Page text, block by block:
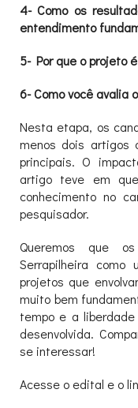
4- Como os
entendimento
5- Por que o projeto
6- Como você avalia
Nesta etapa, os
menos dois artigos
principais. O
artigo teve em
conhecimento no
pesquisador.
Queremos que
Serrapilheira
projetos que
muito bem
tempo e a
desenvolvida.
se interessar!
Acesse o edital e o